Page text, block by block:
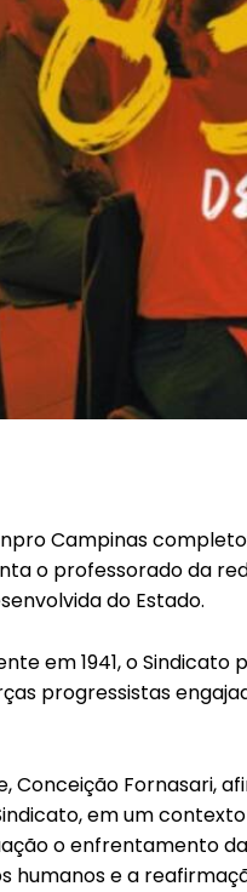
Campinas
o professorado da
do Estado.
em 1941, o Sindicato
progressistas
Conceição Fornasari,
em um
o enfrentamento
humanos e a